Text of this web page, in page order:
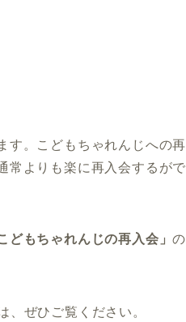
す。こどもちゃれんじへの再
常よりも楽に再入会するがで
こどもちゃれんじの再入会」の
、ぜひご覧ください。